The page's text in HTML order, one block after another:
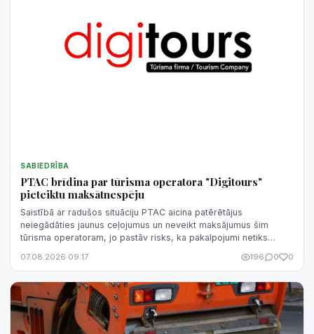
SABIEDRĪBA
PTAC brīdina par tūrisma operatora "Digitours"
pieteiktu maksātnespēju
Saistībā ar radušos situāciju PTAC aicina patērētājus
neiegādāties jaunus ceļojumus un neveikt maksājumus šim
tūrisma operatoram, jo pastāv risks, ka pakalpojumi netiks
07.08.2026 09:17 196 0 0